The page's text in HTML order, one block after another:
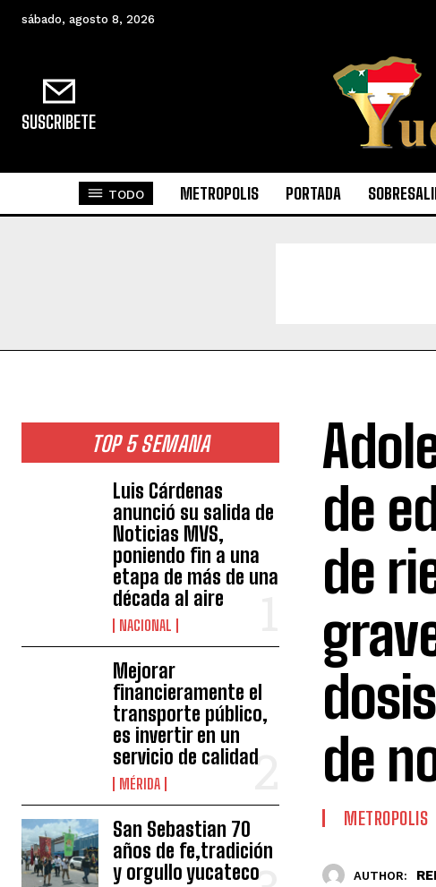
sábado, agosto 8, 2026
SUSCRIBETE
TODO METROPOLIS PORTADA
TOP 5 SEMANA
Luis Cárdenas
anunció su salida de
Noticias MVS,
poniendo fin a una
etapa de más de una
década al aire
NACIONAL
Mejorar
financieramente el
transporte público,
es invertir en un
servicio de calidad
MÉRIDA
San Sebastian 70
años de fe,tradición
y orgullo yucateco
de
de
de
METROPOLIS
AUTHOR: